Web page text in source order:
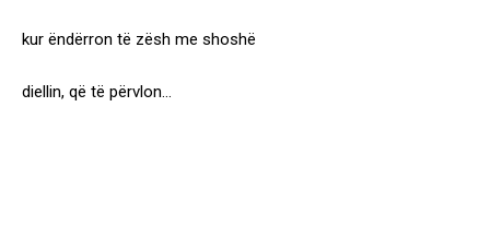
kur ëndërron të zësh me shoshë
diellin, që të përvlon…